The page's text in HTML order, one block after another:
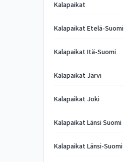
Kalapaikat
Kalapaikat Etelä-Suomi
Kalapaikat Itä-Suomi
Kalapaikat Järvi
Kalapaikat Joki
Kalapaikat Länsi Suomi
Kalapaikat Länsi-Suomi